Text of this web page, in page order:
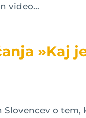
video...
»Kaj
o tem,